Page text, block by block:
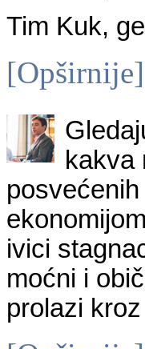
Tim Kuk,
[Opširnije]
kakva
ivici
moćni i
prolazi